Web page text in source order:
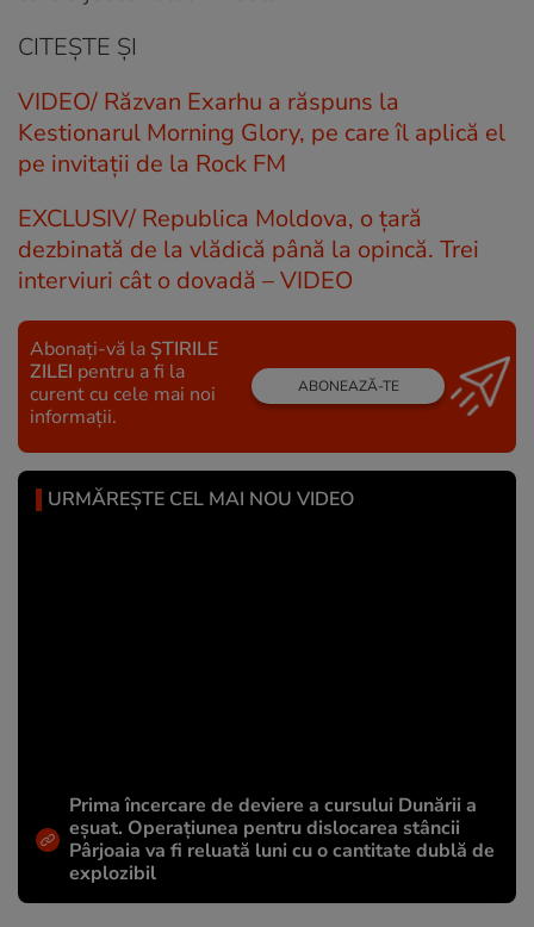
CITEȘTE ȘI
VIDEO/ Răzvan Exarhu a răspuns la
Kestionarul Morning Glory, pe care îl aplică el
pe invitații de la Rock FM
EXCLUSIV/ Republica Moldova, o țară
dezbinată de la vlădică până la opincă. Trei
interviuri cât o dovadă – VIDEO
Abonați-vă la ȘTIRILE
ZILEI pentru a fi la
curent cu cele mai noi
informații.
ABONEAZĂ-TE
URMĂREȘTE CEL MAI NOU VIDEO
Prima încercare de deviere a cursului Dunării a
eșuat. Operațiunea pentru dislocarea stâncii
Pârjoaia va fi reluată luni cu o cantitate dublă de
explozibil